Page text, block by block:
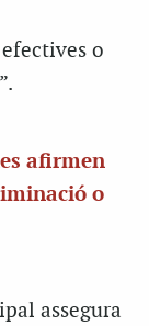
o
afirmen
o
assegura